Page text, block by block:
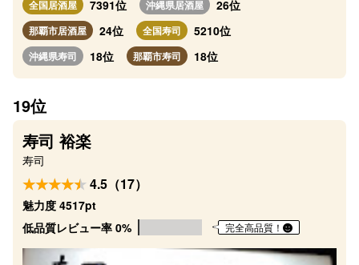
全国居酒屋
7391位 沖縄県居酒屋 26位
那覇市居酒屋 24位 全国寿司 5210位
沖縄県寿司 18位 那覇市寿司 18位
19位
寿司 裕楽
寿司
4.5（17）
魅力度 4517pt
低品質レビュー率 0%
完全高品質！